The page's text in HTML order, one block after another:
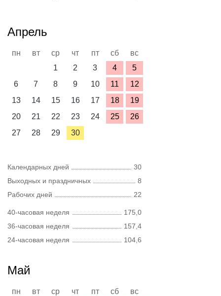
Апрель
пн вт ср чт пт сб
вс
1
2 3 4
5
6
7 8 9 10 11
12
13
14 15 16 17 18
19
20
21 22 23 24 25
26
27
28 29 30
Календарных дней
30
Выходных и праздничных
8
Рабочих дней
22
40-часовая неделя
175,0
36-часовая неделя
157,4
24-часовая неделя
104,6
Май
пн вт ср чт пт сб
вс